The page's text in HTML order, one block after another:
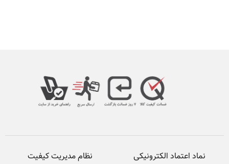
نظام مدیریت کیفیت نماد اعتماد الکترونیکی